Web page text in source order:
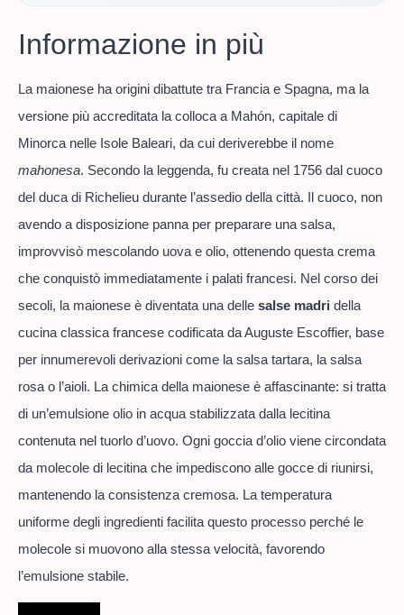
Informazione in più
La maionese ha origini dibattute tra Francia e Spagna, ma la
versione più accreditata la colloca a Mahón, capitale di
Minorca nelle Isole Baleari, da cui deriverebbe il nome
mahonesa. Secondo la leggenda, fu creata nel 1756 dal cuoco
del duca di Richelieu durante l’assedio della città. Il cuoco, non
avendo a disposizione panna per preparare una salsa,
improvvisò mescolando uova e olio, ottenendo questa crema
che conquistò immediatamente i palati francesi. Nel corso dei
secoli, la maionese è diventata una delle salse madri della
cucina classica francese codificata da Auguste Escoffier, base
per innumerevoli derivazioni come la salsa tartara, la salsa
rosa o l’aioli. La chimica della maionese è affascinante: si tratta
di un’emulsione olio in acqua stabilizzata dalla lecitina
contenuta nel tuorlo d’uovo. Ogni goccia d’olio viene circondata
da molecole di lecitina che impediscono alle gocce di riunirsi,
mantenendo la consistenza cremosa. La temperatura
uniforme degli ingredienti facilita questo processo perché le
molecole si muovono alla stessa velocità, favorendo
l’emulsione stabile.